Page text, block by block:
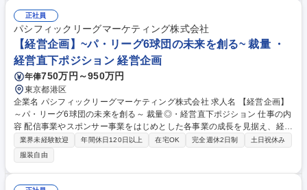
正社員
パシフィックリーグマーケティング株式会社
【経営企画】~パ・リーグ6球団の未来を創る~ 裁量 ・
経営直下ポジション 経営企画
年俸750万円～950万円
東京都港区
企業名 パシフィックリーグマーケティング株式会社 求人名 【経営企画】
～パ・リーグ6球団の未来を創る～ 裁量◎・経営直下ポジション 仕事の内
容 配信事業やスポンサー事業をはじめとした各事業の成長を見据え、経営
戦略の立案から業績管理、投資検討まで幅広く担当。各部門と連携しなが
ら事業成長を加速させるための企画・分析・推進を担うコアメンバーで
す。 【詳細】■事業成長の推進・戦略検討：業績管理、戦略検討、戦略達
成に向けた各部門とのリレーション構築 ■経営戦略の策定・実行： 中長期
の経営計画、業績目標の策定とその達成に向けた進捗管理・アクションプ
業界未経験歓迎 年間休日120日以上 在宅OK 完全週休2日制
土日祝休み
服装自由